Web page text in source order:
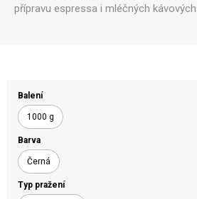
Balení
1000 g
Barva
Černá
Typ pražení
přípravu espressa i mléčných